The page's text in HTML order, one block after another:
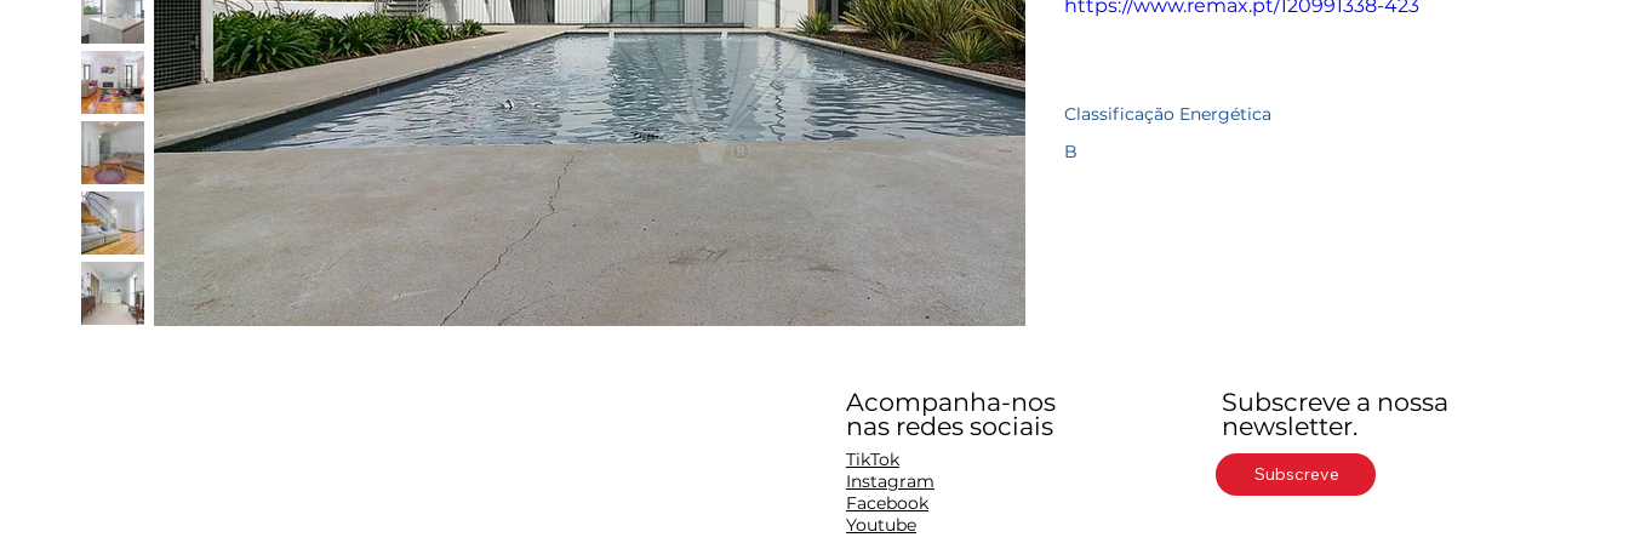
https://www.remax.pt/120991338-423
Classificação Energética
B
Acompanha-nos
nas redes sociais
TikTok
Instagram
Facebook
Youtube
Subscreve a nossa
newsletter.
Subscreve